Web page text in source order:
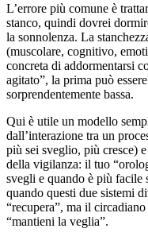
L’errore più comune è
stanco, quindi dovrei
la sonnolenza. La
(muscolare, cognitivo,
concreta di addormentarsi
agitato”, la prima può
sorprendentemente bassa.
Qui è utile un modello
dall’interazione tra un
più sei sveglio, più cresce)
della vigilanza: il tuo
svegli e quando è più facile
quando questi due sistemi
“recupera”, ma il
“mantieni la veglia”.